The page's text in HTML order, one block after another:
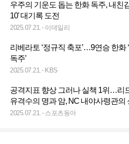
우주의 기운도 돕는 한화 독주, 내친
10' 대기록 도전
2025.07.21. 이데일리
리베라토 ‘정규직 축포’…9연승 한화
독주’
2025.07.21. KBS
공격지표 향상 그러나 실책 1위…리
유격수의 명과 암, NC 내야사령관의
2025.07.21. 스포츠동아